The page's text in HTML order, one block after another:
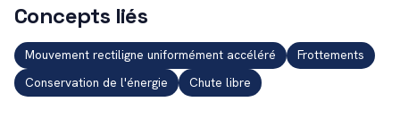
Concepts liés
Mouvement rectiligne uniformément accéléré
Frottements
Conservation de l'énergie
Chute libre